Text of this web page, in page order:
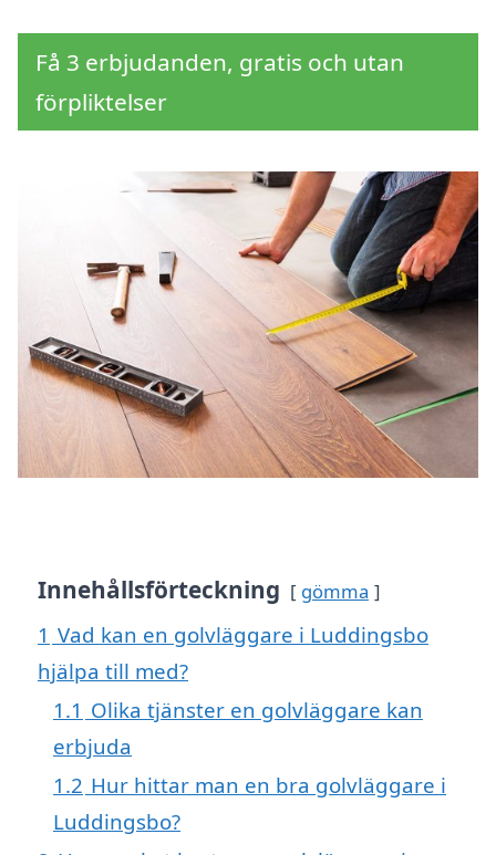
Få 3 erbjudanden, gratis och utan
förpliktelser
Innehållsförteckning gömma
1 Vad kan en golvläggare i Luddingsbo
hjälpa till med?
1.1 Olika tjänster en golvläggare kan
erbjuda
1.2 Hur hittar man en bra golvläggare i
Luddingsbo?